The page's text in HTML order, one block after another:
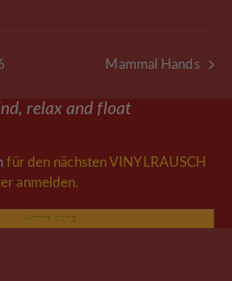
Nächster
Mammal Hands
relax and float
für den nächsten VINYLRAUSCH
anmelden.
Anmeldung